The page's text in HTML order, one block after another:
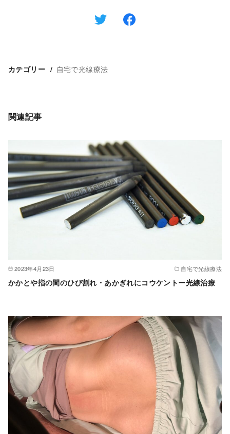
カテゴリー 自宅で光線療法
関連記事
2023年4月23日 自宅で光線療法
かかとや指の間のひび割れ・あかぎれにコウケントー光線治療